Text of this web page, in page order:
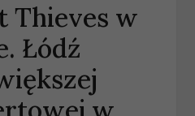
Thieves w
Łódź